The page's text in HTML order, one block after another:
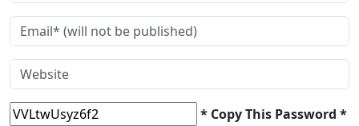
* Copy This Password *